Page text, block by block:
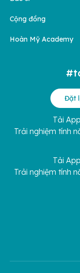
Cộng đồng
Hoàn Mỹ Academy
Đặt
Tải
Trải nghiệm tính
Tải
Trải nghiệm tính